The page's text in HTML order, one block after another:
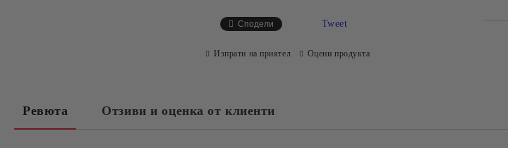
Сподели Tweet
Изпрати на приятел Оцени продукта
Ревюта Отзиви и оценка от клиенти